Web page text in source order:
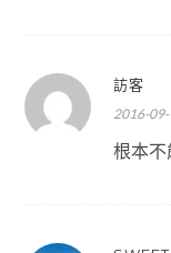
訪客
2016-
根本不